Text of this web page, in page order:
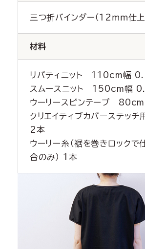
三つ折バインダー（12ｍｍ仕上
材料
リバティニット 110cm幅
スムースニット 150cm幅
ウーリースピンテープ 80cm
クリエイティブカバーステッ
2本
ウーリー糸（裾を巻きロックで
合のみ） 1本